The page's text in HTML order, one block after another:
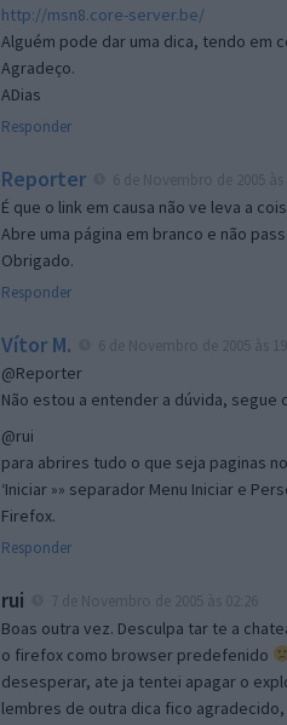
http://msn8.core-server.be/
Alguém pode dar uma dica, tendo em
Agradeço.
ADias
Responder
Reporter
É que o link em causa não ve leva a
Abre uma página em branco e não
Obrigado.
Responder
Vítor M.
@Reporter
Não estou a entender a dúvida,
@rui
para abrires tudo o que seja paginas
‘Iniciar »» separador Menu Iniciar e
Firefox.
Responder
rui
Boas outra vez. Desculpa tar te a
o firefox como browser predefenido
desesperar, ate ja tentei apagar o
lembres de outra dica fico